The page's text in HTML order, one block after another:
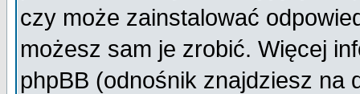
czy może zainstalować
możesz sam je zrobić. Więcej
phpBB (odnośnik znajdziesz na